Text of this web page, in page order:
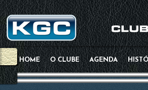
HOME O CLUBE AGENDA